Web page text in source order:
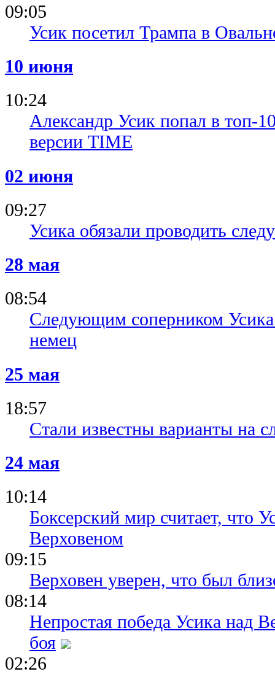
09:05
Усик посетил Трампа в
10 июня
10:24
Александр Усик попал в топ-
версии TIME
02 июня
09:27
Усика обязали проводить
28 мая
08:54
Следующим соперником
немец
25 мая
18:57
Стали известны варианты на
24 мая
10:14
Боксерский мир считает, что
Верховеном
09:15
Верховен уверен, что был
08:14
Непростая победа Усика над
боя
02:26